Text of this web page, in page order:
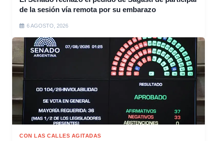
de la sesión vía remota por su embarazo
6 AGOSTO, 2026
CON LAS CALLES AGITADAS